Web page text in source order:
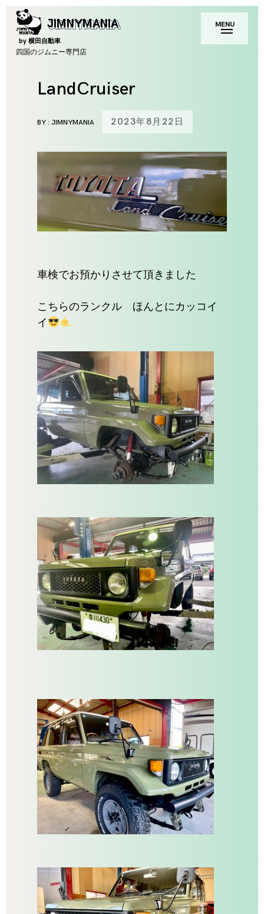
Skip
to
content
JIMNYMANIA
by 横田自動車
四国のジムニー専門店
toggle
open/close
sidebar
MENU
LandCruiser
BY : JIMNYMANIA 2023年8月22日
車検でお預かりさせて頂きました
こちらのランクル ほんとにカッコイ
イ